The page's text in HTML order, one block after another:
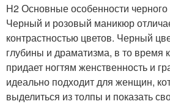
H2 Основные особенности
Черный и розовый маникюр
контрастностью цветов. Черный
глубины и драматизма, в то время
придает ногтям женственность и
идеально подходит для женщин,
выделиться из толпы и показать